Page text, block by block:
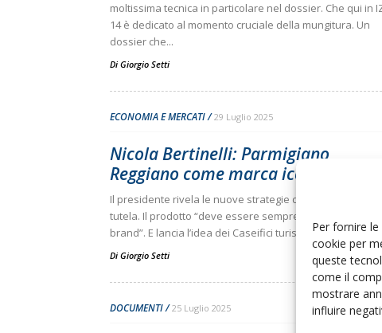
Per fornire
cookie per
queste
come il
mostrare
influire
moltissima tecnica in particolare nel dossier. Che qui in
14 è dedicato al momento cruciale della mungitura. Un
dossier che...
Di Giorgio Setti
ECONOMIA E MERCATI 29 Luglio 2025
Nicola Bertinelli: Parmigiano
Reggiano come marca iconica
Il presidente rivela le nuove strategie del consorzio di
tutela. Il prodotto “deve essere sempre di più un love
brand”. E lancia l’idea dei Caseifici turistici
Di Giorgio Setti
DOCUMENTI 25 Luglio 2025